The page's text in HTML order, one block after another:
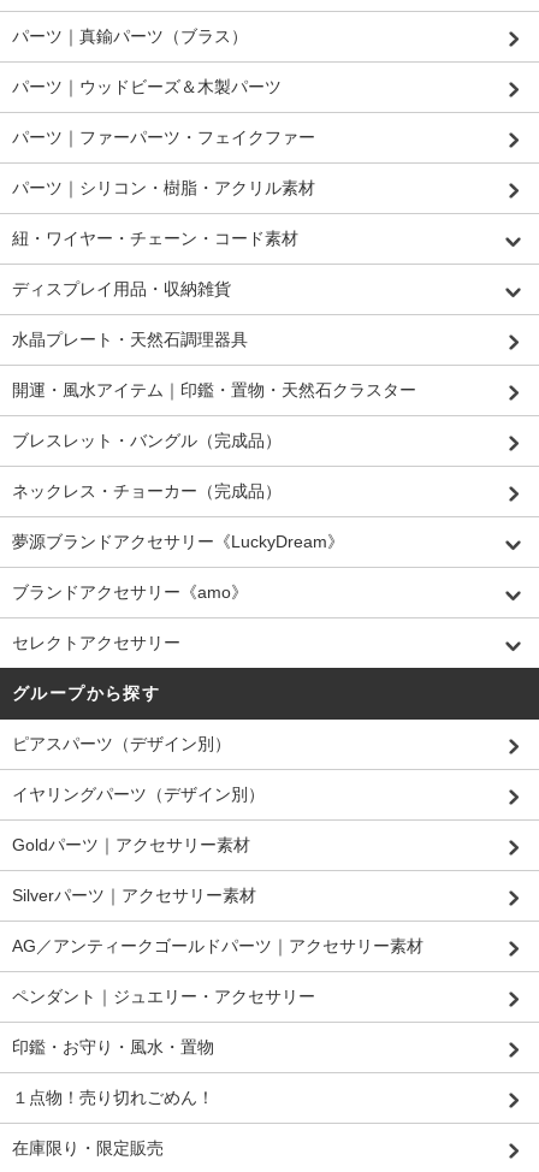
パーツ｜真鍮パーツ（ブラス）
パーツ｜ウッドビーズ＆木製パーツ
パーツ｜ファーパーツ・フェイクファー
パーツ｜シリコン・樹脂・アクリル素材
紐・ワイヤー・チェーン・コード素材
ディスプレイ用品・収納雑貨
水晶プレート・天然石調理器具
開運・風水アイテム｜印鑑・置物・天然石クラスター
ブレスレット・バングル（完成品）
ネックレス・チョーカー（完成品）
夢源ブランドアクセサリー《LuckyDream》
ブランドアクセサリー《amo》
セレクトアクセサリー
グループから探す
ピアスパーツ（デザイン別）
イヤリングパーツ（デザイン別）
Goldパーツ｜アクセサリー素材
Silverパーツ｜アクセサリー素材
AG／アンティークゴールドパーツ｜アクセサリー素材
ペンダント｜ジュエリー・アクセサリー
印鑑・お守り・風水・置物
１点物！売り切れごめん！
在庫限り・限定販売